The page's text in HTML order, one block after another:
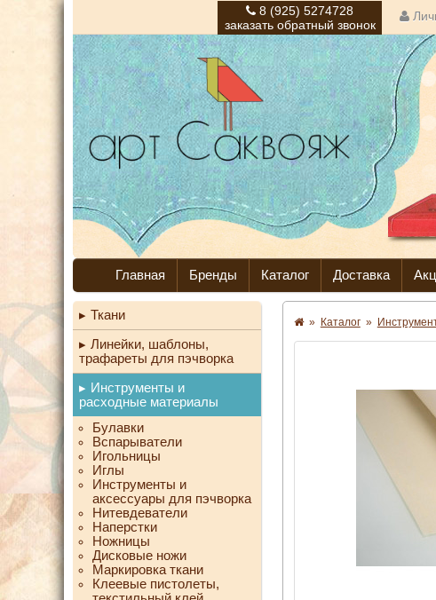
8 (925) 5274728
заказать обратный звонок
Главная Бренды Каталог Доставка
Ткани
Линейки, шаблоны,
трафареты для пэчворка
Инструменты и
расходные материалы
Булавки
Вспарыватели
Игольницы
Иглы
Инструменты и
аксессуары для пэчворка
Нитевдеватели
Наперстки
Ножницы
Дисковые ножи
Маркировка ткани
Клеевые пистолеты,
» Каталог »